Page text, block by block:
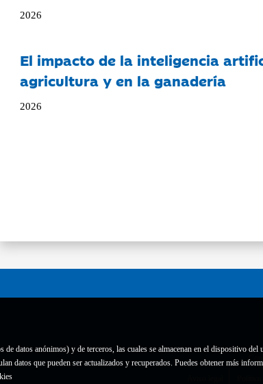
datos anónimos) y de terceros, las cuales se almacenan en el dispositivo del
datos que pueden ser actualizados y recuperados. Puedes obtener más
2026
El impacto de la inteligencia
agricultura y en la ganadería
2026